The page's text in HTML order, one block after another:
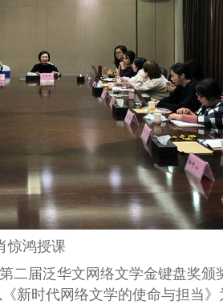
惊鸿授课
届泛华文网络文学金键盘奖
新时代网络文学的使命与担当